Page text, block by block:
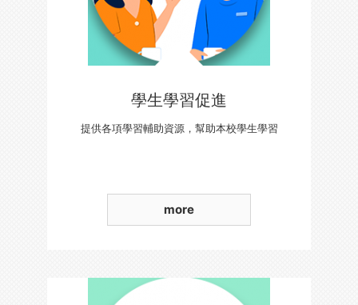
學生學習促進
提供各項學習輔助資源，幫助本校學生學習
more